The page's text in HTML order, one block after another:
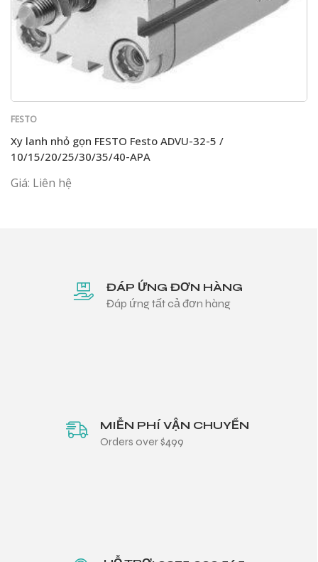
FESTO
Xy lanh nhỏ gọn FESTO Festo ADVU-32-5 /
10/15/20/25/30/35/40-APA
Giá: Liên hệ
ĐÁP ỨNG ĐƠN HÀNG
Đáp ứng tất cả đơn hàng
MIỄN PHÍ VẬN CHUYỂN
Orders over $499